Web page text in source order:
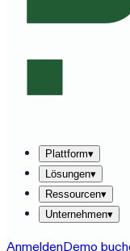
Plattform▾
Lösungen▾
Ressourcen▾
Unternehmen▾
AnmeldenDemo